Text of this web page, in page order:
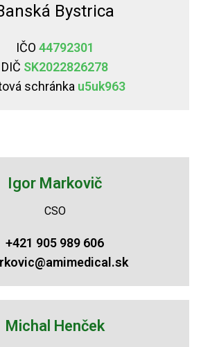
Bystrica
IČO 44792301
DIČ SK2022826278
schránka u5uk963
Igor Markovič
CSO
+421 905 989 606
Michal Henček